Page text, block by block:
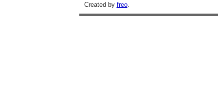
Created by freo.